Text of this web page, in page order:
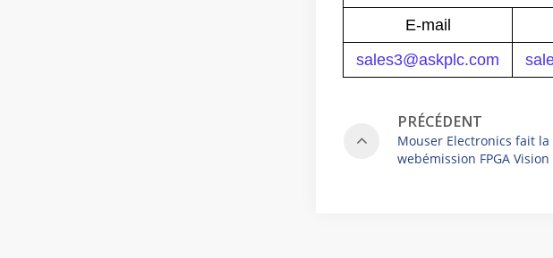
E-mail
sales3@askplc.com
PRÉCÉDENT
Mouser Electronics fait
webémission FPGA